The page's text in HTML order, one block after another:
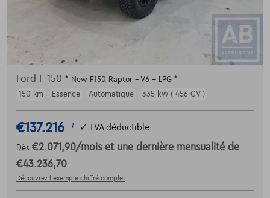
Ford F 150 * New F150 Raptor - V6 + LPG *
150 km
Essence Automatique 335 kW ( 456 CV )
€137.216 1 ✓ TVA déductible
Dès €2.071,90/mois et une dernière mensualité de
€43.236,70
Découvrez l’exemple chiffré complet